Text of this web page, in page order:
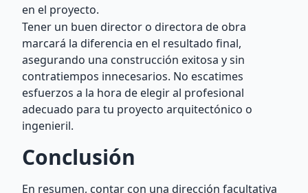
en el proyecto.
Tener un buen director o directora de obra
marcará la diferencia en el resultado final,
asegurando una construcción exitosa y sin
contratiempos innecesarios. No escatimes
esfuerzos a la hora de elegir al profesional
adecuado para tu proyecto arquitectónico o
ingenieril.
Conclusión
En resumen, contar con una dirección facultativa